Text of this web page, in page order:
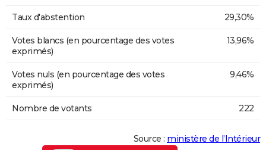
Taux d'abstention 29,30%
Votes blancs (en pourcentage des votes
exprimés)
13,96%
Votes nuls (en pourcentage des votes
exprimés)
9,46%
Nombre de votants 222
Source : ministère de l’Intérieur